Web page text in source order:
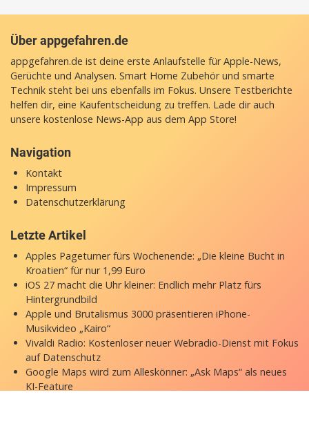
Über appgefahren.de
appgefahren.de ist deine erste Anlaufstelle für Apple-News,
Gerüchte und Analysen. Smart Home Zubehör und smarte
Technik steht bei uns ebenfalls im Fokus. Unsere Testberichte
helfen dir, eine Kaufentscheidung zu treffen. Lade dir auch
unsere kostenlose News-App aus dem App Store!
Navigation
Kontakt
Impressum
Datenschutzerklärung
Letzte Artikel
Apples Pageturner fürs Wochenende: „Die kleine Bucht in
Kroatien“ für nur 1,99 Euro
iOS 27 macht die Uhr kleiner: Endlich mehr Platz fürs
Hintergrundbild
Apple und Brutalismus 3000 präsentieren iPhone-
Musikvideo „Kairo“
Vivaldi Radio: Kostenloser neuer Webradio-Dienst mit Fokus
auf Datenschutz
Google Maps wird zum Alleskönner: „Ask Maps“ als neues
KI-Feature